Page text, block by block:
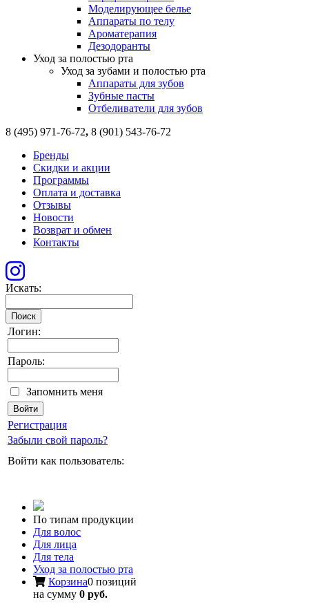
Моделирующее белье
Аппараты по телу
Ароматерапия
Дезодоранты
Уход за полостью рта
Уход за зубами и полостью рта
Аппараты для зубов
Зубные пасты
Отбеливатели для зубов
8 (495) 971-76-72, 8 (901) 543-76-72
Бренды
Скидки и акции
Программы
Оплата и доставка
Отзывы
Новости
Возврат и обмен
Контакты
Искать:
Поиск
Логин:
Пароль:
Запомнить меня
Регистрация
Забыли свой пароль?
Войти как пользователь:
По типам продукции
Для волос
Для лица
Для тела
Уход за полостью рта
Корзина0 позиций
на сумму 0 руб.